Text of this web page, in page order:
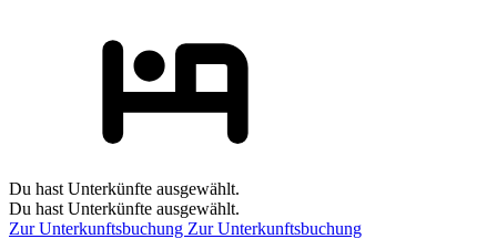
Du hast Unterkünfte ausgewählt.
Du hast Unterkünfte ausgewählt.
Zur Unterkunftsbuchung Zur Unterkunftsbuchung